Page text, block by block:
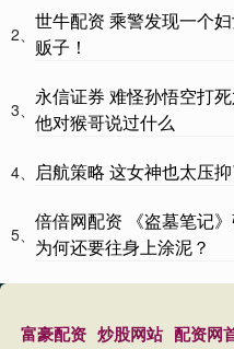
2、
世牛配资 乘警发现一个
贩子！
3、
永信证券 难怪孙悟空打
他对猴哥说过什么
4、 启航策略 这女神也太压
5、
倍倍网配资 《盗墓笔记
为何还要往身上涂泥？
富豪配资 炒股网站 配资网